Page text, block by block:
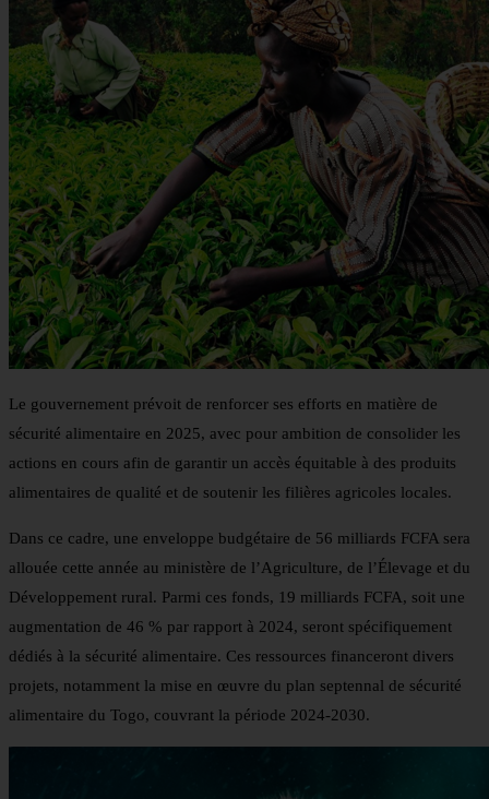
Le gouvernement prévoit de renforcer ses efforts en matière de
sécurité alimentaire en 2025, avec pour ambition de consolider les
actions en cours afin de garantir un accès équitable à des produits
alimentaires de qualité et de soutenir les filières agricoles locales.
Dans ce cadre, une enveloppe budgétaire de 56 milliards FCFA sera
allouée cette année au ministère de l’Agriculture, de l’Élevage et du
Développement rural. Parmi ces fonds, 19 milliards FCFA, soit une
augmentation de 46 % par rapport à 2024, seront spécifiquement
dédiés à la sécurité alimentaire. Ces ressources financeront divers
projets, notamment la mise en œuvre du plan septennal de sécurité
alimentaire du Togo, couvrant la période 2024-2030.